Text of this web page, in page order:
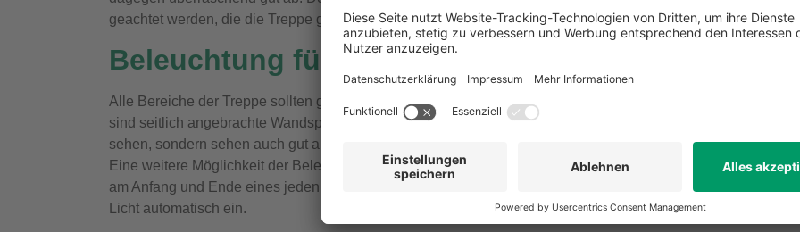
geachtet werden, die die Treppe gut begehbar macht und nur geringfügig mehr Platz beansprucht.
Beleuchtung für die barrierefreie Treppe
Alle Bereiche der Treppe sollten gut ausgeleuchtet sein. Das gilt auch tagsüber und in der Dämmerung.
sind seitlich angebrachte Wandspots oder beleuchtete Stufenvorderkanten. Sie sind übrigens nicht nur gut zu
sehen, sondern sehen auch gut aus.
Eine weitere Möglichkeit der Beleuchtung bilden Lichtquellen im Handlauf. In jedem Fall sollten die
am Anfang und Ende eines jeden Absatzes bequem zu erreichen sein. Oder ein Bewegungsmelder schaltet
Licht automatisch ein.